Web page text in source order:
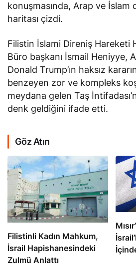
konuşmasında, Arap ve İslam
haritası çizdi.
Filistin İslami Direniş Hareketi
Büro başkanı İsmail Heniyye,
Donald Trump’ın haksız
benzeyen zor ve kompleks
meydana gelen Taş
denk geldiğini ifade etti.
Göz Atın
Filistinli Kadın Mahkum,
İsrail Hapishanesindeki
Zulmü Anlattı